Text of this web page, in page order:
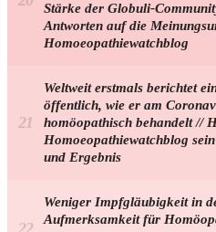
Stärke der Globuli-
Antworten auf die
Homoeopathiewatchblog
Weltweit erstmals berichtet
öffentlich, wie er am
homöopathisch behandelt //
Homoeopathiewatchblog
und Ergebnis
Weniger Impfgläubigkeit in
Aufmerksamkeit für